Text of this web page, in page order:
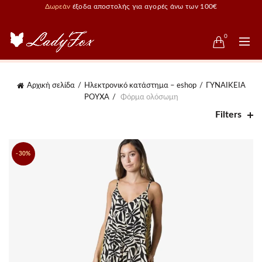
Δωρεάν έξοδα αποστολής για αγορές άνω των 100€
0
Αρχική σελίδα Ηλεκτρονικό κατάστημα – eshop
ΓΥΝΑΙΚΕΙΑ
ΡΟΥΧΑ
Φόρμα ολόσωμη
Filters
-30%